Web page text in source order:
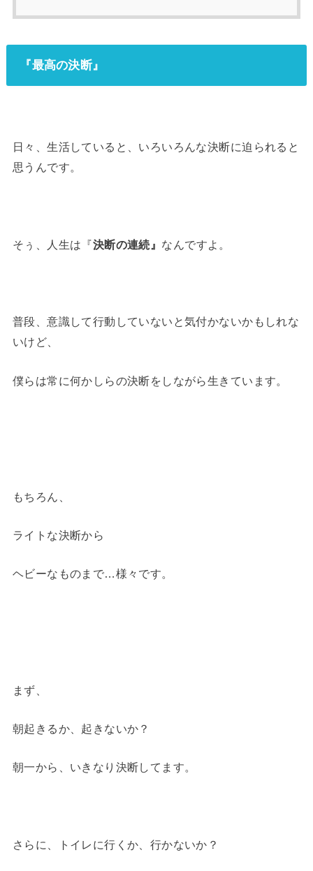
『最高の決断』
日々、生活していると、いろいろんな決断に迫られると
思うんです。
そぅ、人生は『決断の連続』 なんですよ。
普段、意識して行動していないと気付かないかもしれな
いけど、
僕らは常に何かしらの決断をしながら生きています。
もちろん、
ライトな決断から
ヘビーなものまで…様々です。
まず、
朝起きるか、起きないか？
朝一から、いきなり決断してます。
さらに、トイレに行くか、行かないか？